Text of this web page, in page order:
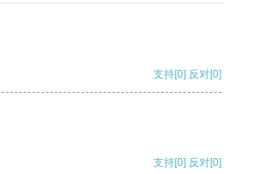
支持[0] 反对[0]
支持[0] 反对[0]